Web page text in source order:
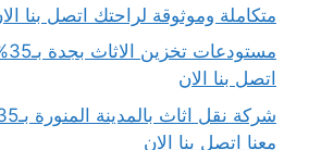
متكاملة وموثوقة لراحتك اتصل بنا
اتصل بنا الان
معنا اتصل بنا الان